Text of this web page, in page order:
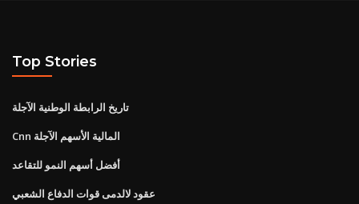
Top Stories
تاريخ الرابطة الوطنية الآجلة
Cnn المالية الأسهم الآجلة
أفضل أسهم النمو للتقاعد
عقود لالدمى قوات الدفاع الشعبي